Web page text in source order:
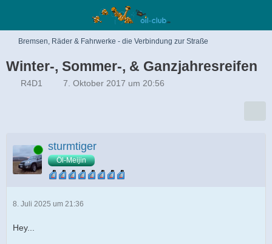
Bremsen, Räder & Fahrwerke - die Verbindung zur Straße
Winter-, Sommer-, & Ganzjahresreifen
R4D1 7. Oktober 2017 um 20:56
Online sturmtiger
Öl-Meijin
8. Juli 2025 um 21:36
Hey...